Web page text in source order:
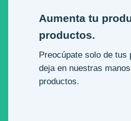
Aumenta tu
productos.
Preocúpate solo de
deja en nuestras
productos.